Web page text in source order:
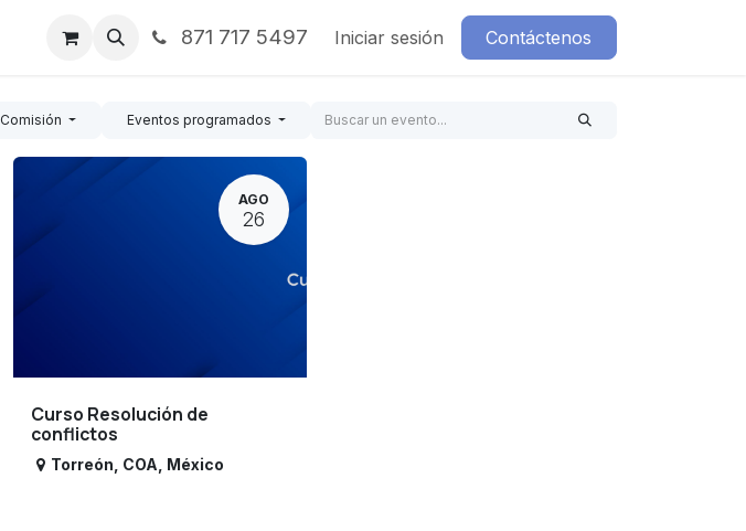
Noticias Contáctenos871 717 5497 Iniciar sesión Contáctenos
Comisión Eventos programados
AGO
26
Curso Resolución de
conflictos
Torreón COA México